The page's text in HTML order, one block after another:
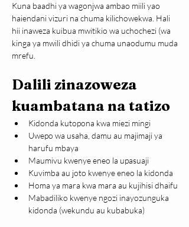
Kuna baadhi ya wagonjwa ambao miili yao
haiendani vizuri na chuma kilichowekwa. Hali
hii inaweza kuibua mwitikio wa uchochezi (wa
kinga ya mwili dhidi ya chuma unaodumu muda
mrefu.
Dalili zinazoweza
kuambatana na tatizo
Kidonda kutopona kwa miezi mingi
Uwepo wa usaha, damu au majimaji ya
harufu mbaya
Maumivu kwenye eneo la upasuaji
Kuvimba au joto kwenye eneo la kidonda
Homa ya mara kwa mara au kujihisi dhaifu
Mabadiliko kwenye ngozi inayozunguka
kidonda (wekundu au kubabuka)